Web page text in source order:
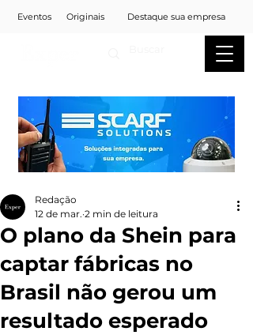
Eventos Originais Destaque sua empresa
O plano da Shein para
captar fábricas no
Brasil não gerou um
resultado esperado
Redação
12 de mar. 2 min de leitura